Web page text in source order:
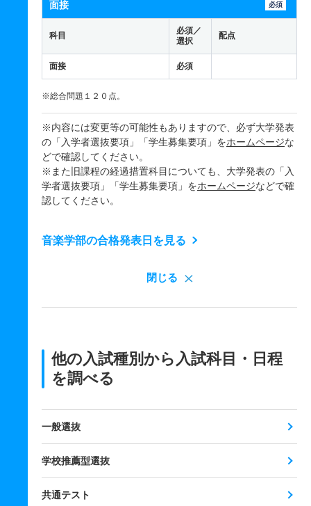
面接 必須
科目
必須／
選択
配点
面接 必須
※総合問題１２０点。
※内容には変更等の可能性もありますので、必ず大学発表
の「入学者選抜要項」「学生募集要項」をホームページな
どで確認してください。
※また旧課程の経過措置科目についても、大学発表の「入
学者選抜要項」「学生募集要項」をホームページなどで確
認してください。
音楽学部の合格発表日を見る
閉じる
他の入試種別から入試科目・日程
を調べる
一般選抜
学校推薦型選抜
共通テスト